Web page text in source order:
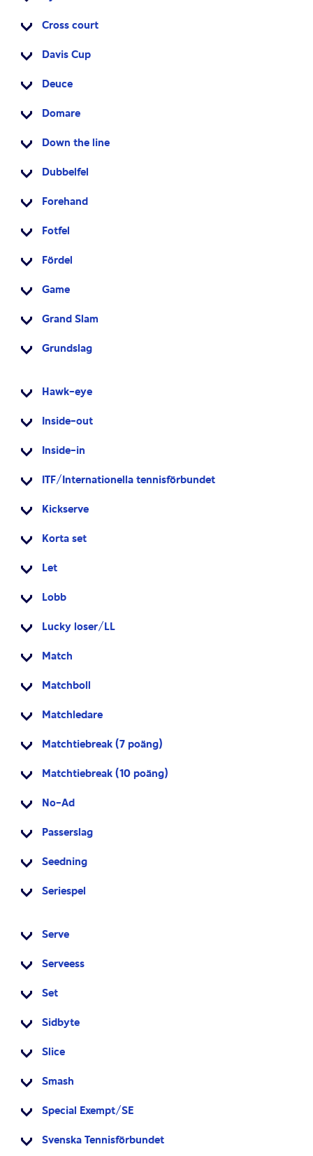
Cross court
Davis Cup
Deuce
Domare
Down the line
Dubbelfel
Forehand
Fotfel
Fördel
Game
Grand Slam
Grundslag
Hawk-eye
Inside-out
Inside-in
ITF/Internationella tennisförbundet
Kickserve
Korta set
Let
Lobb
Lucky loser/LL
Match
Matchboll
Matchledare
Matchtiebreak (7 poäng)
Matchtiebreak (10 poäng)
No-Ad
Passerslag
Seedning
Seriespel
Serve
Serveess
Set
Sidbyte
Slice
Smash
Special Exempt/SE
Svenska Tennisförbundet